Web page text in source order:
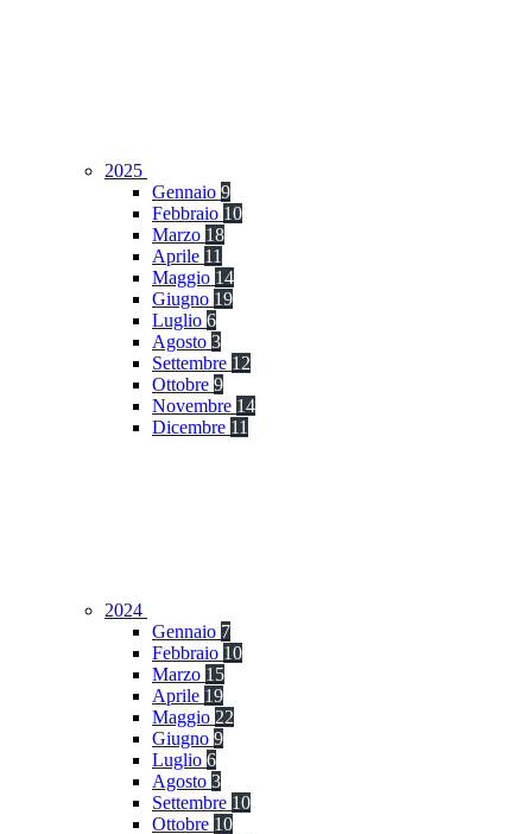
2025
Gennaio 9
Febbraio 10
Marzo 18
Aprile 11
Maggio 14
Giugno 19
Luglio 6
Agosto 3
Settembre 12
Ottobre 9
Novembre 14
Dicembre 11
2024
Gennaio 7
Febbraio 10
Marzo 15
Aprile 19
Maggio 22
Giugno 9
Luglio 6
Agosto 3
Settembre 10
Ottobre 10